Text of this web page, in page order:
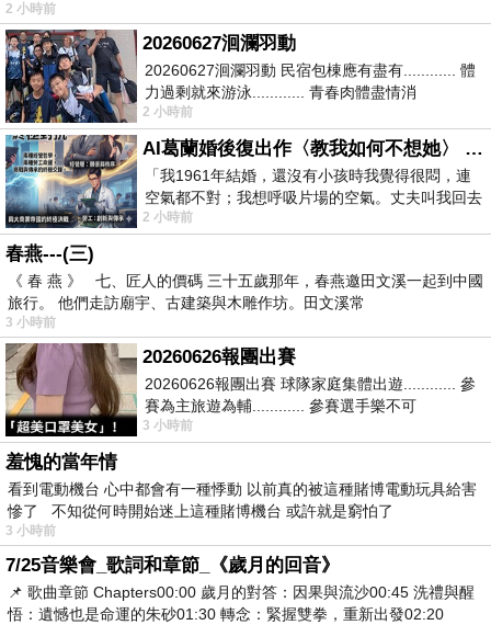
2 小時前
20260627洄瀾羽動
20260627洄瀾羽動 民宿包棟應有盡有............ 體
力過剩就來游泳............ 青春肉體盡情消
磨............ 晚餐不必
2 小時前
AI葛蘭婚後復出作〈教我如何不想她〉 #戀上老電影 #葛蘭 #粟子
「我1961年結婚，還沒有小孩時我覺得很悶，連
空氣都不對；我想呼吸片場的空氣。丈夫叫我回去
試試看……拍了〈教我如何不想她〉（1963
2 小時前
春燕---(三)
《 春 燕 》 七、匠人的價碼 三十五歲那年，春燕邀田文溪一起到中國
旅行。 他們走訪廟宇、古建築與木雕作坊。田文溪常
3 小時前
20260626報團出賽
20260626報團出賽 球隊家庭集體出遊............ 參
賽為主旅遊為輔............ 參賽選手樂不可
支............ 賽前旅遊
3 小時前
羞愧的當年情
看到電動機台 心中都會有一種悸動 以前真的被這種賭博電動玩具給害
慘了 不知從何時開始迷上這種賭博機台 或許就是窮怕了
3 小時前
7/25音樂會_歌詞和章節_《歲月的回音》
📌 歌曲章節 Chapters00:00​ 歲月的對答：因果與流沙00:45​ 洗禮與醒
悟：遺憾也是命運的朱砂01:30​ 轉念：緊握雙拳，重新出發02:20